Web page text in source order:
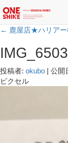
← 鹿屋店★ハリアー
IMG_6503
投稿者: okubo | 公開
ピクセル